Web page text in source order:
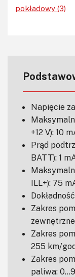
pokładowy (3)
Napięcie
+12 V): 10
Prąd
BATT): 1
ILL+): 75
Zakres
Zakres
255 km/
Zakres
paliwa: